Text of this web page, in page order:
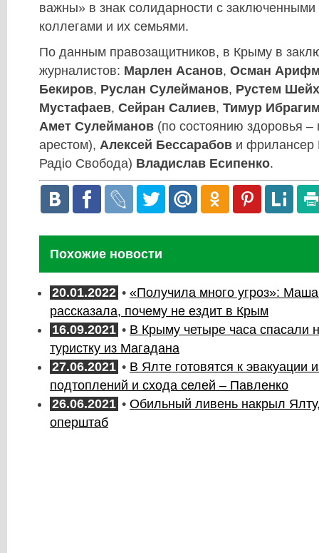
важны» в знак солидарности с
коллегами и их семьями.
По данным правозащитников, в Крыму в
журналистов: Марлен Асанов, Осман
Бекиров, Руслан Сулейманов, Рустем
Мустафаев, Сейран Салиев, Тимур
Амет Сулейманов (по состоянию здоровья
арестом), Алексей Бессарабов и фрилансер
Радіо Свобода) Владислав Есипенко.
Похожие новости
20.01.2022 • «Получила много угроз»:
рассказала, почему не ездит в Крым
16.09.2021 • В Крыму четыре часа спасали
туристку из Магадана
27.06.2021 • В Ялте готовятся к эвакуации
подтоплений и схода селей – Павленко
26.06.2021 • Обильный ливень накрыл
оперштаб